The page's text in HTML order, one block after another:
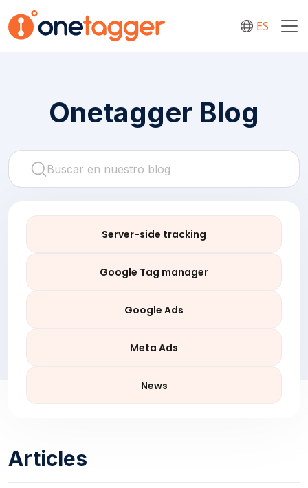
ES
Onetagger Blog
Server-side tracking
Google Tag manager
Google Ads
Meta Ads
News
Articles